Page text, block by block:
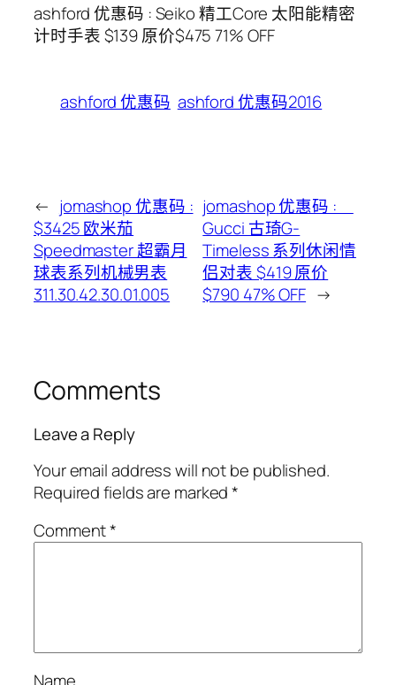
ashford 优惠码 : Seiko 精工Core 太阳能精密
计时手表 $139 原价$475 71% OFF
ashford 优惠码 ashford 优惠码2016
← jomashop 优惠码 :
$3425 欧米茄
Speedmaster 超霸月
球表系列机械男表
311.30.42.30.01.005
jomashop 优惠码 :
Gucci 古琦G-
Timeless 系列休闲情
侣对表 $419 原价
$790 47% OFF →
Comments
Leave a Reply
Your email address will not be published.
Required fields are marked*
Comment*
Name